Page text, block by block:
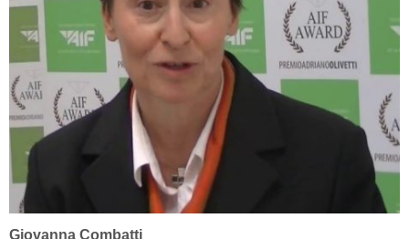
Giovanna Combatti